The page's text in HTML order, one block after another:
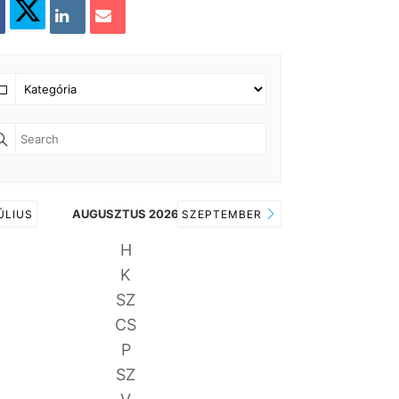
AUGUSZTUS 2026 SZEPTEMBER
H
K
SZ
CS
P
SZ